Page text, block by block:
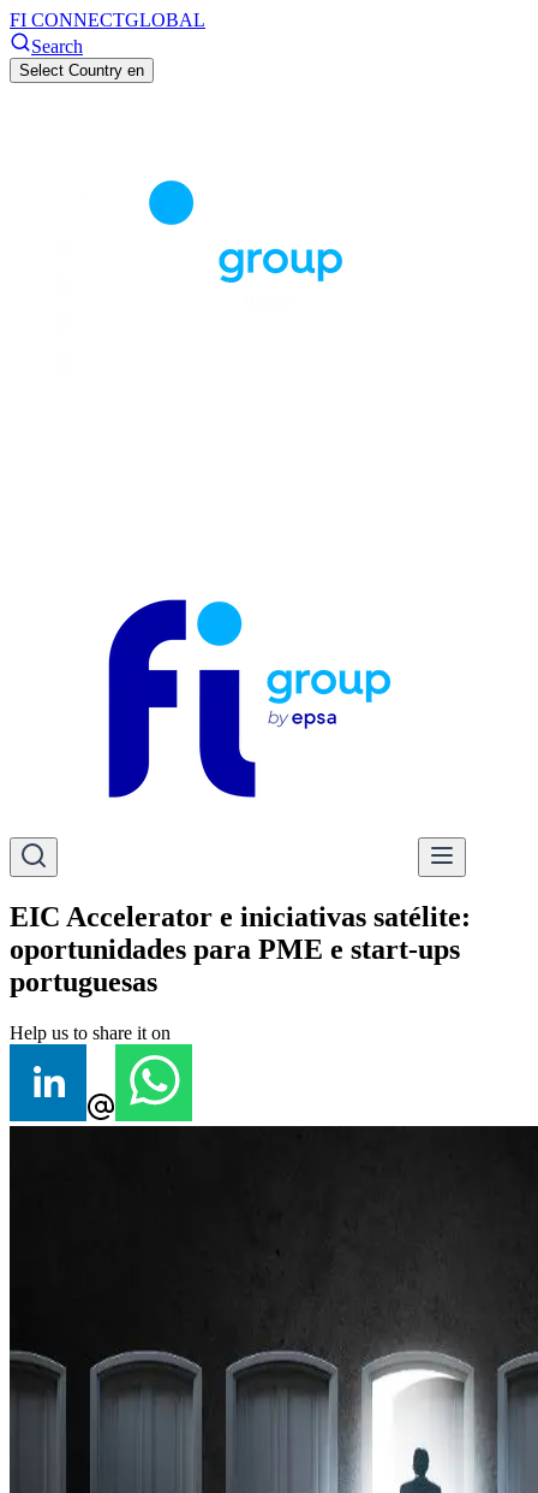
FI CONNECTGLOBAL
Search
Select Country en
EIC Accelerator e iniciativas satélite:
oportunidades para PME e start-ups
portuguesas
Help us to share it on